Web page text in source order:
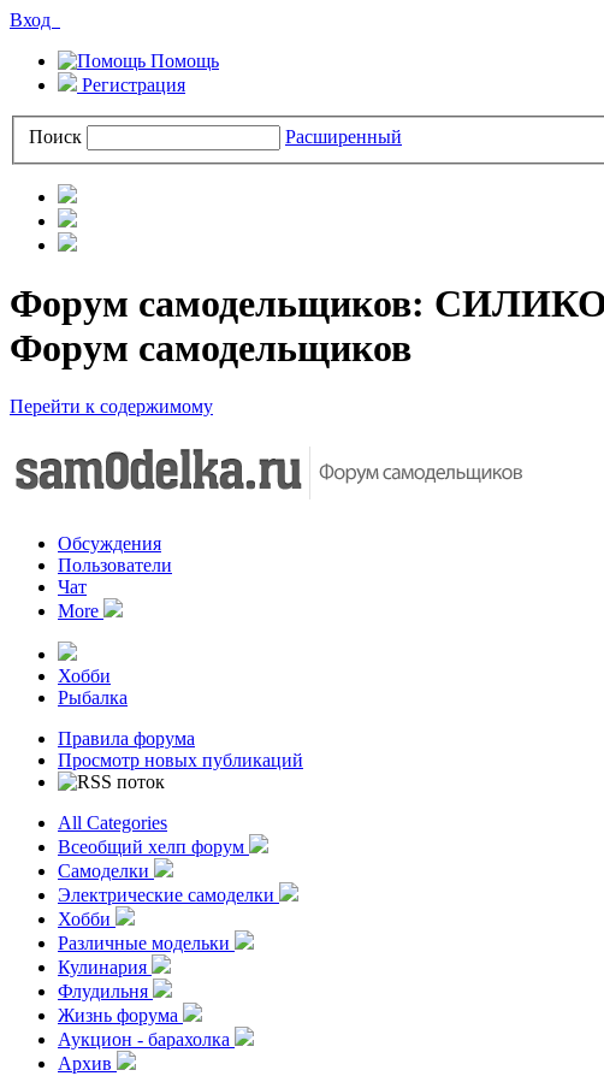
Вход
Помощь
Регистрация
Поиск Расширенный
Форум самодельщиков:
Форум самодельщиков
Перейти к содержимому
Обсуждения
Пользователи
Чат
More
Хобби
Рыбалка
Правила форума
Просмотр новых публикаций
All Categories
Всеобщий хелп форум
Самоделки
Электрические самоделки
Хобби
Различные модельки
Кулинария
Флудильня
Жизнь форума
Аукцион - барахолка
Архив